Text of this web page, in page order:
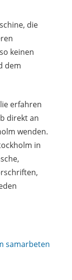
die
keinen
dem
erfahren
direkt an
wenden.
in
samarbeten